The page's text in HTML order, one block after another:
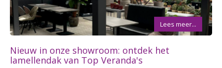
Nieuw in onze showroom: ontdek het
lamellendak van Top Veranda's
Lees meer...